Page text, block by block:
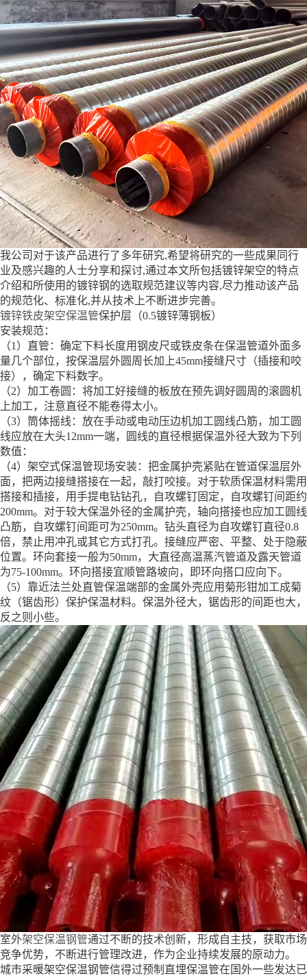
我公司对于该产品进行了多年研究,希望将研究的一些成果同行
业及感兴趣的人士分享和探讨,通过本文所包括镀锌架空的特点
介绍和所使用的镀锌钢的选取规范建议等内容,尽力推动该产品
的规范化、标准化,并从技术上不断进步完善。
镀锌铁皮架空保温管保护层（0.5镀锌薄钢板）
安装规范：
（1）直管：确定下料长度用钢皮尺或铁皮条在保温管道外面多
量几个部位，按保温层外圆周长加上45mm接缝尺寸（插接和咬
接），确定下料数字。
（2）加工卷圆：将加工好接缝的板放在预先调好圆周的滚圆机
上加工，注意直径不能卷得太小。
（3）筒体摇线：放在手动或电动压边机加工圆线凸筋，加工圆
线应放在大头12mm一端，圆线的直径根据保温外径大致为下列
数值：
（4）架空式保温管现场安装：把金属护壳紧贴在管道保温层外
面，把两边接缝搭接在一起，敲打咬接。对于软质保温材料需用
搭接和插接，用手提电钻钻孔，自攻螺钉固定，自攻螺钉间距约
200mm。对于较大保温外径的金属护壳，轴向搭接也应加工圆线
凸筋，自攻螺钉间距可为250mm。钻头直径为自攻螺钉直径0.8
倍，禁止用冲孔或其它方式打孔。接缝应严密、平整、处于隐蔽
位置。环向套接一般为50mm，大直径高温蒸汽管道及露天管道
为75-100mm。环向搭接宜顺管路坡向，即环向搭口应向下。
（5）靠近法兰处直管保温端部的金属外壳应用菊形钳加工成菊
纹（锯齿形）保护保温材料。保温外径大，锯齿形的间距也大，
反之则小些。
室外架空保温钢管通过不断的技术创新，形成自主技，获取市场
竞争优势，不断进行管理改进，作为企业持续发展的原动力。
城市采暖架空保温钢管信得过预制直埋保温管在国外一些发达已